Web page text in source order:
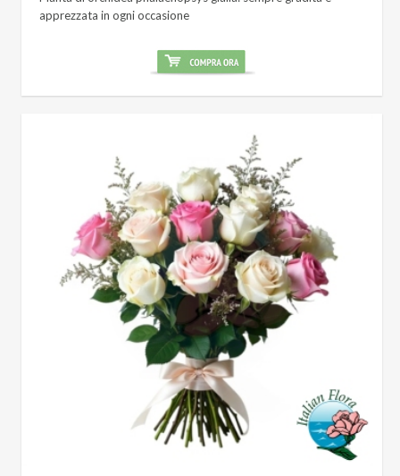
apprezzata in ogni occasione